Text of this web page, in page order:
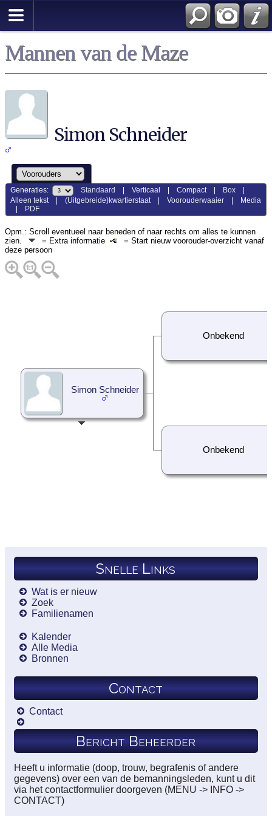
Mannen van de Maze
Simon Schneider
Generaties: Standaard |Verticaal |Compact| Box
Alleen tekst|(Uitgebreide)kwartierstaat|Voorouderwaaier
Media
PDF
Opm.: Scroll eventueel naar beneden of naar rechts om alles te kunnen
zien.
= Extra informatie
= Start nieuw voorouder-overzicht vanaf
deze persoon
Simon Schneider
Onbekend
Onbekend
Snelle Links
Wat is er nieuw
Zoek
Familienamen
Kalender
Alle Media
Bronnen
Contact
Contact
Bericht Beheerder
Heeft u informatie (doop, trouw, begrafenis of andere
gegevens) over een van de bemanningsleden, kunt u dit
via het contactformulier doorgeven (MENU -> INFO ->
CONTACT)